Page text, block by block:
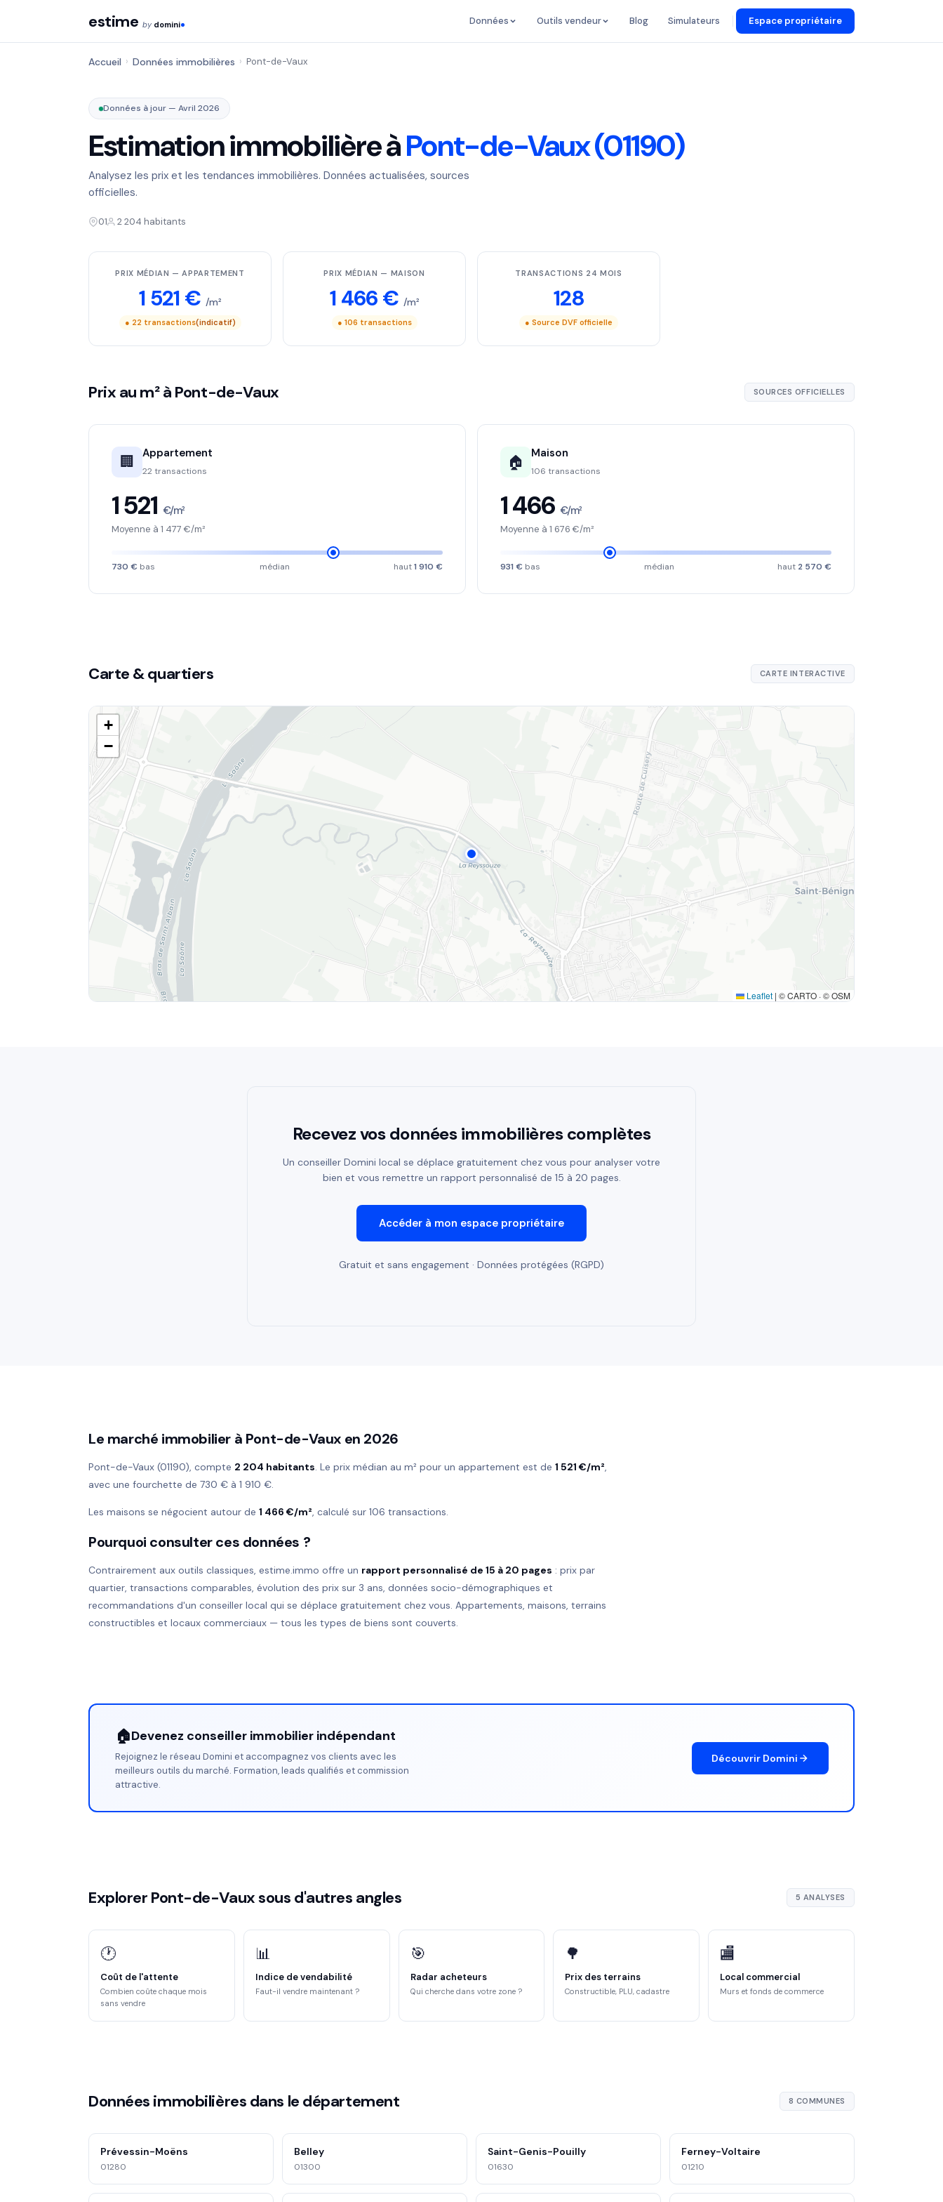
estime by domini Données Outils vendeur Blog Simulateurs Espace propriétaire
Accueil › Données immobilières › Pont-de-Vaux
Données à jour — Avril 2026
Estimation immobilière àPont-de-Vaux (01190)
Analysez les prix et les tendances immobilières. Données actualisées, sources
officielles.
01 2 204 habitants
PRIX MÉDIAN — APPARTEMENT
1 521 € /m²
● 22 transactions(indicatif)
PRIX MÉDIAN — MAISON
1 466 € /m²
● 106 transactions
TRANSACTIONS 24 MOIS
128
● Source DVF officielle
Prix au m² à Pont-de-Vaux SOURCES OFFICIELLES
🏢 Appartement
22 transactions
1 521 €/m²
Moyenne à 1 477 €/m²
730 € bas médian haut1 910 €
🏠 Maison
106 transactions
1 466 €/m²
Moyenne à 1 676 €/m²
931 € bas médian haut 2 570 €
Carte & quartiers CARTE INTERACTIVE
+
−
Leaflet | © CARTO · © OSM
Recevez vos données immobilières complètes
Un conseiller Domini local se déplace gratuitement chez vous pour analyser votre
bien et vous remettre un rapport personnalisé de 15 à 20 pages.
Accéder à mon espace propriétaire
Gratuit et sans engagement · Données protégées (RGPD)
Le marché immobilier à Pont-de-Vaux en 2026
Pont-de-Vaux (01190), compte 2 204 habitants. Le prix médian au m² pour un appartement est de 1 521 €/m²,
avec une fourchette de 730 € à 1 910 €.
Les maisons se négocient autour de 1 466 €/m², calculé sur 106 transactions.
Pourquoi consulter ces données ?
Contrairement aux outils classiques, estime.immo offre un rapport personnalisé de 15 à 20 pages : prix par
quartier, transactions comparables, évolution des prix sur 3 ans, données socio-démographiques et
recommandations d'un conseiller local qui se déplace gratuitement chez vous. Appartements, maisons, terrains
constructibles et locaux commerciaux — tous les types de biens sont couverts.
🏠Devenez conseiller immobilier indépendant
Rejoignez le réseau Domini et accompagnez vos clients avec les
meilleurs outils du marché. Formation, leads qualifiés et commission
attractive.
Découvrir Domini
Explorer Pont-de-Vaux sous d'autres angles 5 ANALYSES
🕐
Coût de l'attente
Combien coûte chaque mois
sans vendre
📊
Indice de vendabilité
Faut-il vendre maintenant ?
🎯
Radar acheteurs
Qui cherche dans votre zone ?
🌳
Prix des terrains
Constructible, PLU, cadastre
🏬
Local commercial
Murs et fonds de commerce
Données immobilières dans le département 8 COMMUNES
Prévessin-Moëns
01280
Belley
01300
Saint-Genis-Pouilly
01630
Ferney-Voltaire
01210